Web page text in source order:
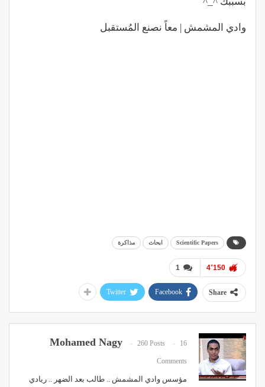
وادي المشمش | معاً نصنع المُستقبل
Scientific Papers ابحاث مذاكرة
1 4٬150
Share
Facebook
Twitter
Mohamed Nagy 260 Posts 16
Comments
مؤسس وادي المشمش .. طالب بعد الضهر .. ريادي